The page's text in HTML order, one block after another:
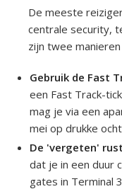
De meeste
centrale security,
zijn twee
Gebruik de Fast
een Fast Track-
mag je via een
mei op drukke
De 'vergeten'
dat je in een duur
gates in Terminal